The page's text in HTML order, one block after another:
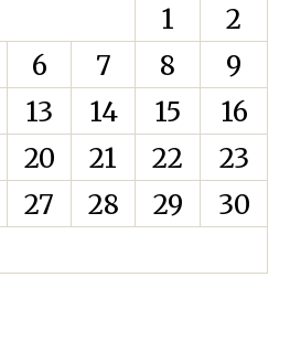
1
2
6 7 8
9
13 14 15
16
20 21 22
23
27 28 29
30